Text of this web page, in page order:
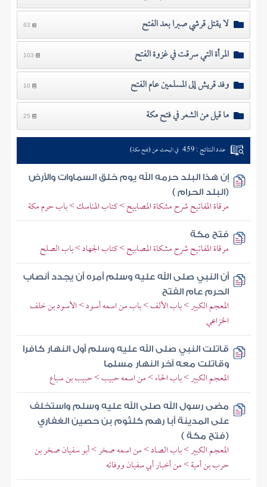
لا يقتل قرشي صبرا بعد الفتح 63
المرأة التي سرقت في غزوة الفتح 103
وفد قريش إلى المسلمين عام الفتح 10
ما قيل من الشعر في فتح مكة 25
عدد النتائج : 459 في البحث عن (فتح مكة)
إن هذا البلد حرمه الله يوم خلق السماوات والأرض
(البلد الحرام )
مرقاة المفاتيح شرح مشكاة المصابيح > كتاب المناسك > باب حرم مكة
فتح مكة
مرقاة المفاتيح شرح مشكاة المصابيح > كتاب الجهاد > باب الصلح
أن النبي صلى الله عليه وسلم أمره أن يجدد أنصاب
الحرم عام الفتح
المعجم الكبير > باب الألف > باب من اسمه أسود > الأسود بن خلف
الخزاعي
قاتلت النبي صلى الله عليه وسلم أول النهار كافرا
وقاتلت معه آخر النهار مسلما
المعجم الكبير > باب الحاء > من اسمه حبيب > حبيب بن سباع
مضى رسول الله صلى الله عليه وسلم واستخلف
على المدينة أبا رهم كلثوم بن حصين الغفاري
(فتح مكة )
المعجم الكبير > باب الصاد > من اسمه صخر > أبو سفيان صخر بن
حرب بن أمية > من أخبار أبي سفيان ووفاته